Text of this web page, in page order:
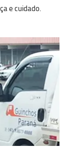
e cuidado.